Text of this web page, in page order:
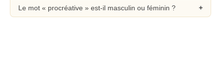
Le mot « procréative » est-il masculin ou féminin ?